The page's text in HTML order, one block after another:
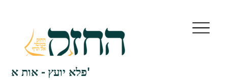
פלא יועץ - אות א'